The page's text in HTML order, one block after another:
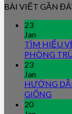
BÀI VIẾT GẦN
23
Jan
TÌM HIỂU
PHÒNG
23
Jan
HƯỚNG
GIỐNG
20